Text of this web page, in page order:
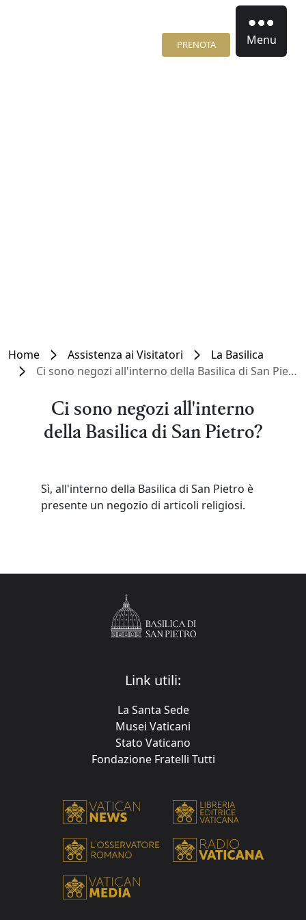
PRENOTA Menu
Home Assistenza ai Visitatori
La Basilica
Ci sono negozi all'interno della Basilica di San Pietro?
Ci sono negozi all'interno
della Basilica di San Pietro?
Sì, all'interno della Basilica di San Pietro è
presente un negozio di articoli religiosi.
Link utili:
La Santa Sede
Musei Vaticani
Stato Vaticano
Fondazione Fratelli Tutti